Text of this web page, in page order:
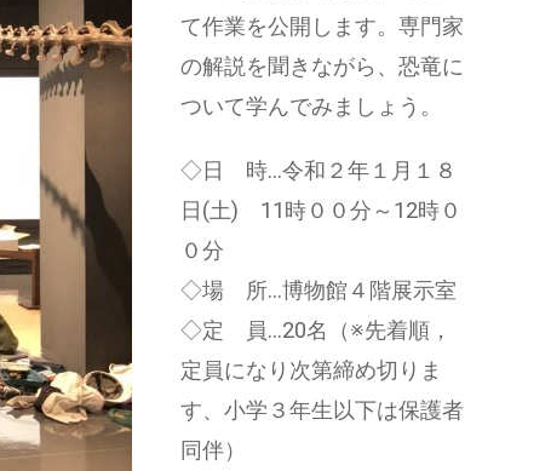
て作業を公開します。専門家
の解説を聞きながら、恐竜に
ついて学んでみましょう。
◇日 時…令和２年１月１８
日(土) 11時００分～12時０
０分
◇場 所…博物館４階展示室
◇定 員…20名（※先着順，
定員になり次第締め切りま
す、小学３年生以下は保護者
同伴）